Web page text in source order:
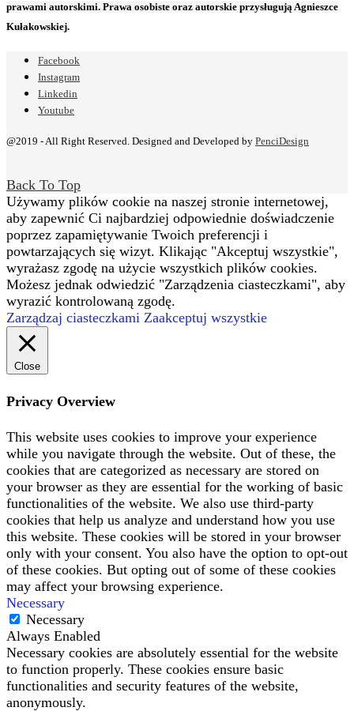
prawami autorskimi. Prawa osobiste oraz autorskie przysługują Agnieszce
Kułakowskiej.
Facebook
Instagram
Linkedin
Youtube
@2019 - All Right Reserved. Designed and Developed by PenciDesign
Back To Top
Używamy plików cookie na naszej stronie internetowej,
aby zapewnić Ci najbardziej odpowiednie doświadczenie
poprzez zapamiętywanie Twoich preferencji i
powtarzających się wizyt. Klikając "Akceptuj wszystkie",
wyrażasz zgodę na użycie wszystkich plików cookies.
Możesz jednak odwiedzić "Zarządzenia ciasteczkami", aby
wyrazić kontrolowaną zgodę.
Zarządzaj ciasteczkami Zaakceptuj wszystkie
Close
Privacy Overview
This website uses cookies to improve your experience
while you navigate through the website. Out of these, the
cookies that are categorized as necessary are stored on
your browser as they are essential for the working of basic
functionalities of the website. We also use third-party
cookies that help us analyze and understand how you use
this website. These cookies will be stored in your browser
only with your consent. You also have the option to opt-out
of these cookies. But opting out of some of these cookies
may affect your browsing experience.
Necessary
Necessary
Always Enabled
Necessary cookies are absolutely essential for the website
to function properly. These cookies ensure basic
functionalities and security features of the website,
anonymously.